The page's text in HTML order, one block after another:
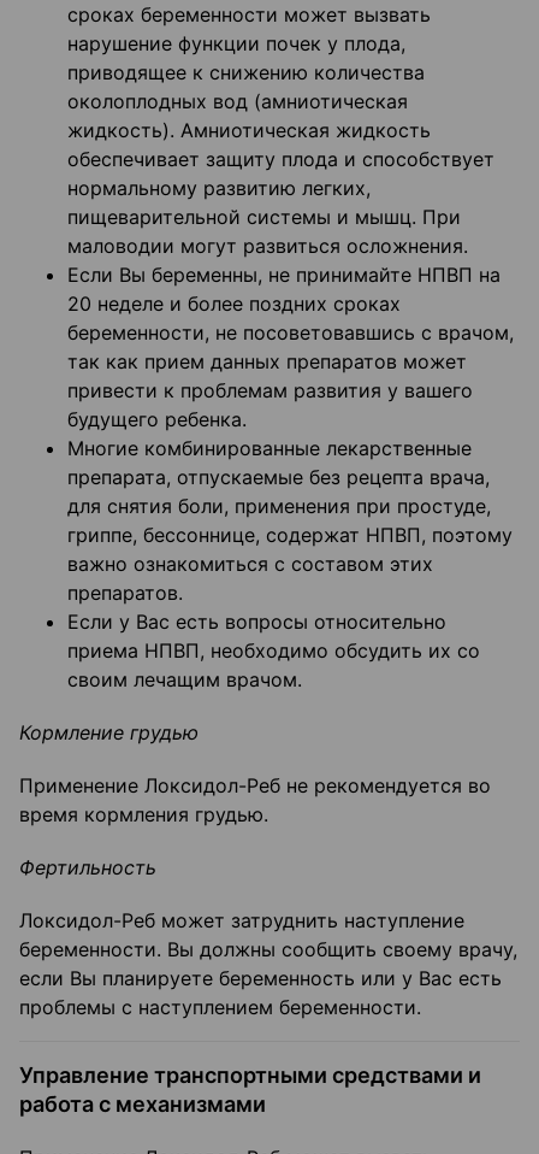
сроках беременности может вызвать
нарушение функции почек у плода,
приводящее к снижению количества
околоплодных вод (амниотическая
жидкость). Амниотическая жидкость
обеспечивает защиту плода и способствует
нормальному развитию легких,
пищеварительной системы и мышц. При
маловодии могут развиться осложнения.
Если Вы беременны, не принимайте НПВП на
20 неделе и более поздних сроках
беременности, не посоветовавшись с врачом,
так как прием данных препаратов может
привести к проблемам развития у вашего
будущего ребенка.
Многие комбинированные лекарственные
препарата, отпускаемые без рецепта врача,
для снятия боли, применения при простуде,
гриппе, бессоннице, содержат НПВП, поэтому
важно ознакомиться с составом этих
препаратов.
Если у Вас есть вопросы относительно
приема НПВП, необходимо обсудить их со
своим лечащим врачом.
Кормление грудью
Применение Локсидол-Реб не рекомендуется во
время кормления грудью.
Фертильность
Локсидол-Реб может затруднить наступление
беременности. Вы должны сообщить своему врачу,
если Вы планируете беременность или у Вас есть
проблемы с наступлением беременности.
Управление транспортными средствами и
работа с механизмами